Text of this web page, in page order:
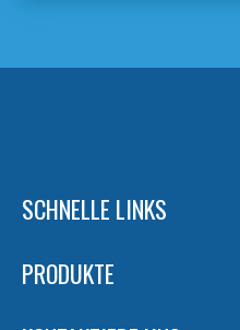
SCHNELLE LINKS
PRODUKTE